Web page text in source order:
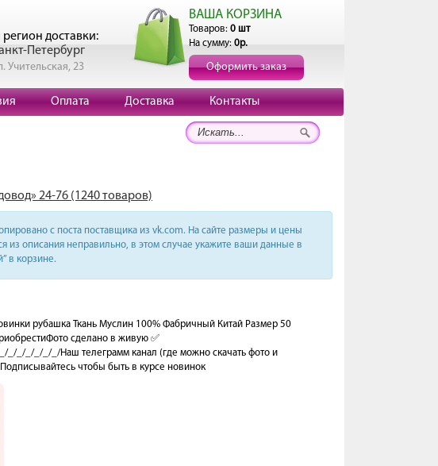
доставки:
Петербург
Учительская, 23
ВАША КОРЗИНА
Товаров: 0 шт
На сумму: 0р.
Оформить заказ
Оплата Доставка Контакты
24-76 (1240 товаров)
с поста поставщика из vk.com. На сайте размеры и цены
из описания неправильно, в этом случае укажите ваши данные в
в корзине.
рубашка Ткань Муслин 100% Фабричный Китай Размер 50
сделано в живую ✅
_/_/_/_/_/_/Наш телеграмм канал (где можно скачать фото и
чтобы быть в курсе новинок